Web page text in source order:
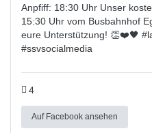
Anpfiff: 18:30 Uhr Unser
15:30 Uhr vom Busbahnhof
eure Unterstützung! 👏❤️🖤 #
#ssvsocialmedia
4
Auf Facebook ansehen